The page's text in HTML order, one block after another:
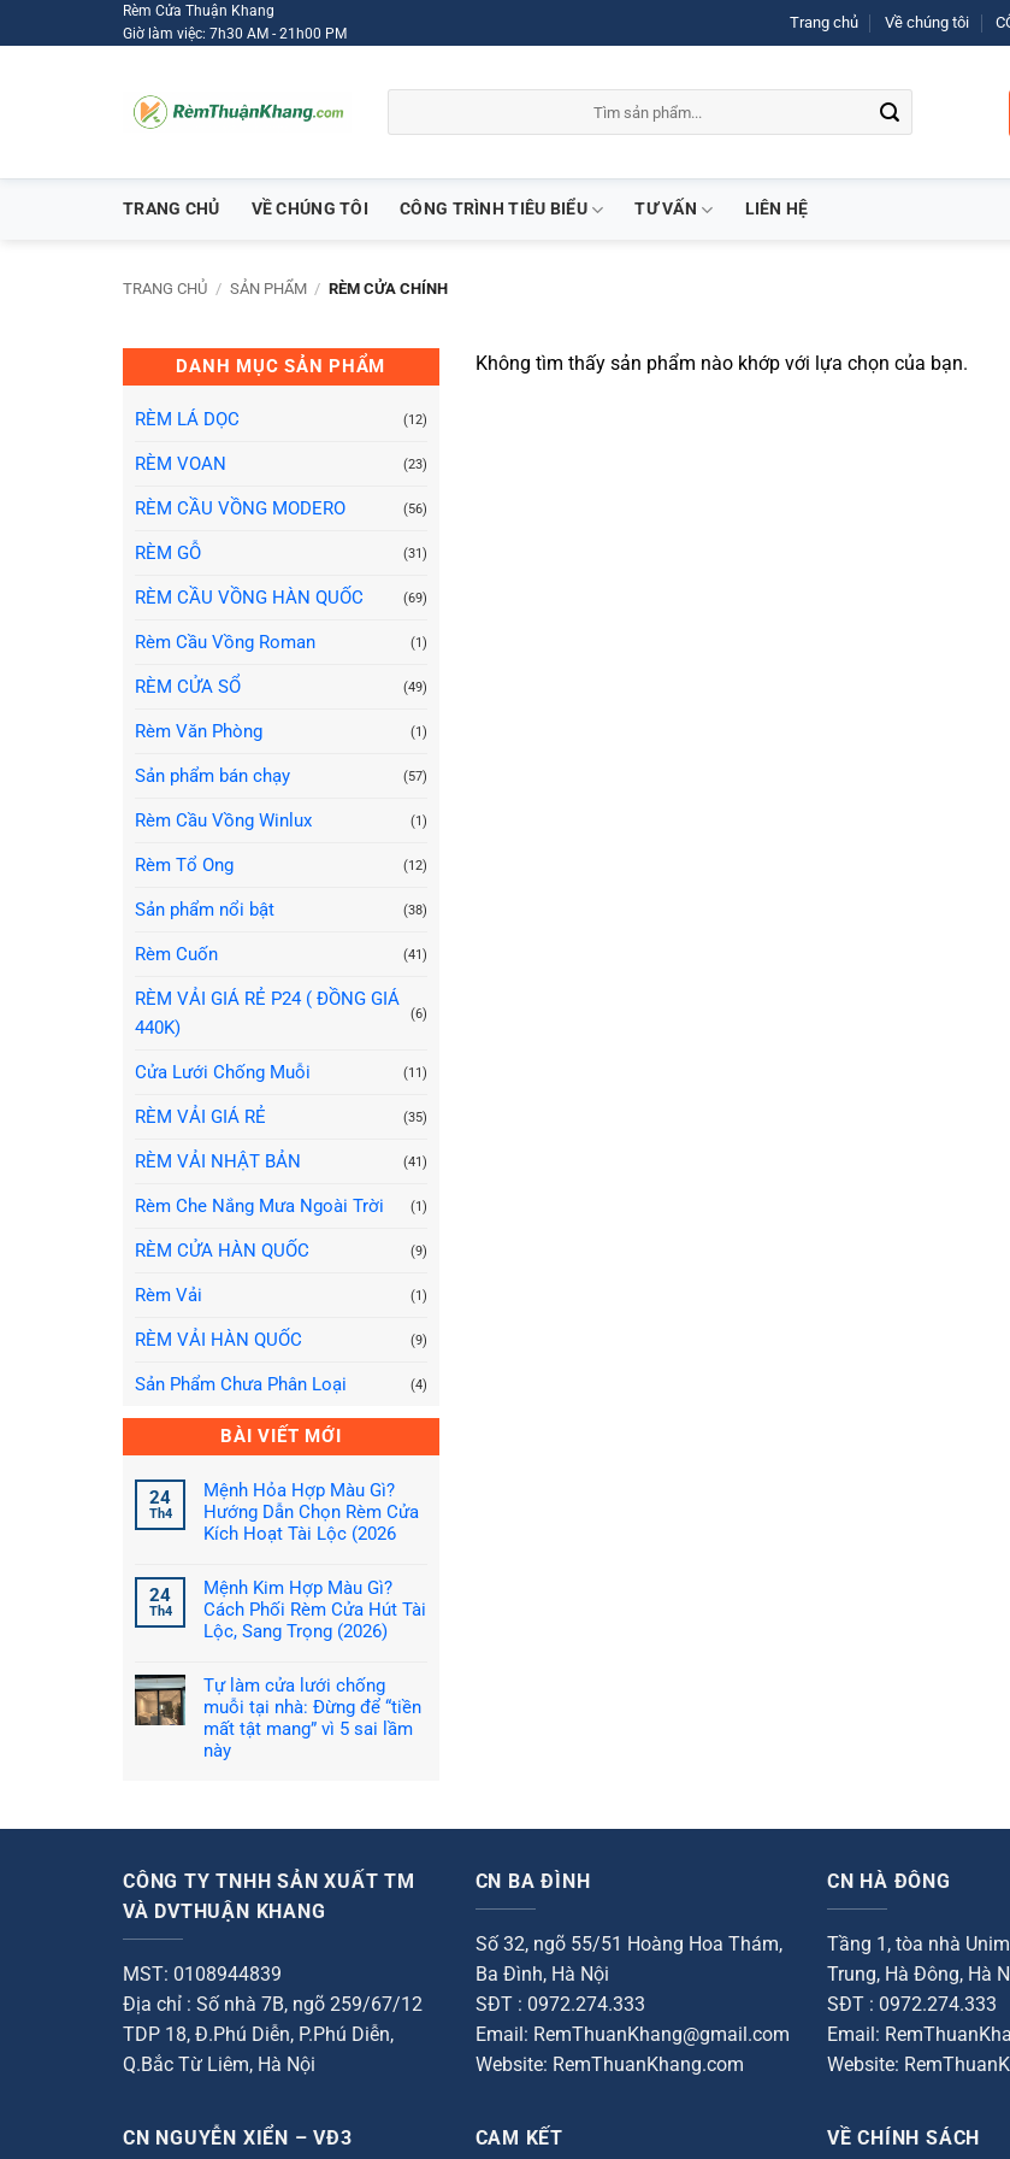
qua
Rèm Cửa Thuận Khang
Giờ làm việc: 7h30 AM - 21h00 PM
Trang chủ Về chúng tôi
TRANG CHỦ VỀ CHÚNG TÔI CÔNG TRÌNH TIÊU BIỂU TƯ VẤN LIÊN HỆ
TRANG CHỦ / SẢN PHẨM / RÈM CỬA CHÍNH
DANH MỤC SẢN PHẨM
RÈM LÁ DỌC (12)
RÈM VOAN (23)
RÈM CẦU VỒNG MODERO (56)
RÈM GỖ (31)
RÈM CẦU VỒNG HÀN QUỐC (69)
Rèm Cầu Vồng Roman (1)
RÈM CỬA SỔ (49)
Rèm Văn Phòng (1)
Sản phẩm bán chạy (57)
Rèm Cầu Vồng Winlux (1)
Rèm Tổ Ong (12)
Sản phẩm nổi bật (38)
Rèm Cuốn (41)
RÈM VẢI GIÁ RẺ P24 ( ĐỒNG GIÁ
440K)
(6)
Cửa Lưới Chống Muỗi (11)
RÈM VẢI GIÁ RẺ (35)
RÈM VẢI NHẬT BẢN (41)
Rèm Che Nắng Mưa Ngoài Trời (1)
RÈM CỬA HÀN QUỐC (9)
Rèm Vải (1)
RÈM VẢI HÀN QUỐC (9)
Sản Phẩm Chưa Phân Loại (4)
BÀI VIẾT MỚI
24
Th4
Mệnh Hỏa Hợp Màu Gì?
Hướng Dẫn Chọn Rèm Cửa
Kích Hoạt Tài Lộc (2026
bình
luận
ở
Mệnh
Hỏa
Gì?
Hướng
Dẫn
Chọn
Rèm
Cửa
(2026
24
Th4
Mệnh Kim Hợp Màu Gì?
Cách Phối Rèm Cửa Hút Tài
Lộc, Sang Trọng (2026)
bình
luận
ở
Mệnh
Kim
Hợp
Rèm
Tài
Lộc,
Sang
Trọng
Tự làm cửa lưới chống
muỗi tại nhà: Đừng để “tiền
mất tật mang” vì 5 sai lầm
này
ở
cửa
lưới
chống
muỗi
để
mất
mang”
5
sai
Không tìm thấy sản phẩm nào khớp với lựa chọn của bạn.
CÔNG TY TNHH SẢN XUẤT TM
VÀ DVTHUẬN KHANG
MST: 0108944839
Địa chỉ : Số nhà 7B, ngõ 259/67/12
TDP 18, Đ.Phú Diễn, P.Phú Diễn,
Q.Bắc Từ Liêm, Hà Nội
CN BA ĐÌNH
Số 32, ngõ 55/51 Hoàng Hoa Thám,
Ba Đình, Hà Nội
SĐT : 0972.274.333
Email: RemThuanKhang@gmail.com
Website: RemThuanKhang.com
CN HÀ ĐÔNG
Tầng 1, tòa nhà
Trung, Hà Đông, Hà
SĐT : 0972.274.333
Email:
Website:
CN NGUYỄN XIỂN – VĐ3 CAM KẾT VỀ CHÍNH SÁCH